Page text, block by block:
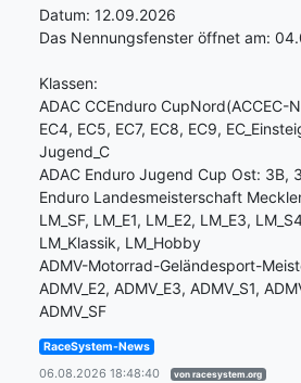
Datum: 12.09.2026
Das Nennungsfenster öffnet am:
Klassen:
ADAC CCEnduro CupNord(ACCEC-
EC4, EC5, EC7, EC8, EC9,
Jugend_C
ADAC Enduro Jugend Cup Ost: 3B,
Enduro Landesmeisterschaft
LM_SF, LM_E1, LM_E2, LM_E3,
LM_Klassik, LM_Hobby
ADMV-Motorrad-Geländesport-
ADMV_E2, ADMV_E3, ADMV_S1,
ADMV_SF
RaceSystem-News
06.08.2026 18:48:40 von racesystem.org